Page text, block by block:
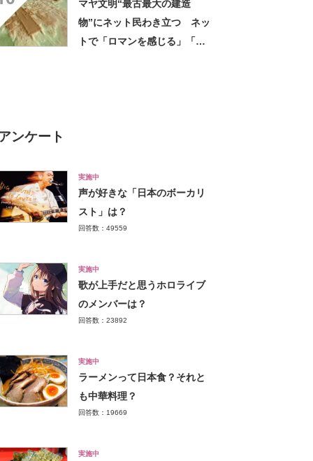
マヤ文明“最古最大の建造
物”にネット民わき立つ ネッ
トで「ロマンを感じる」「テ
アンケート
実施中
声が好きな「日本のボーカリ
スト」は？
回答数：49559
実施中
歌が上手だと思うホロライブ
のメンバーは？
回答数：23892
実施中
ラーメンって日本食？それと
も中華料理？
回答数：19669
実施中